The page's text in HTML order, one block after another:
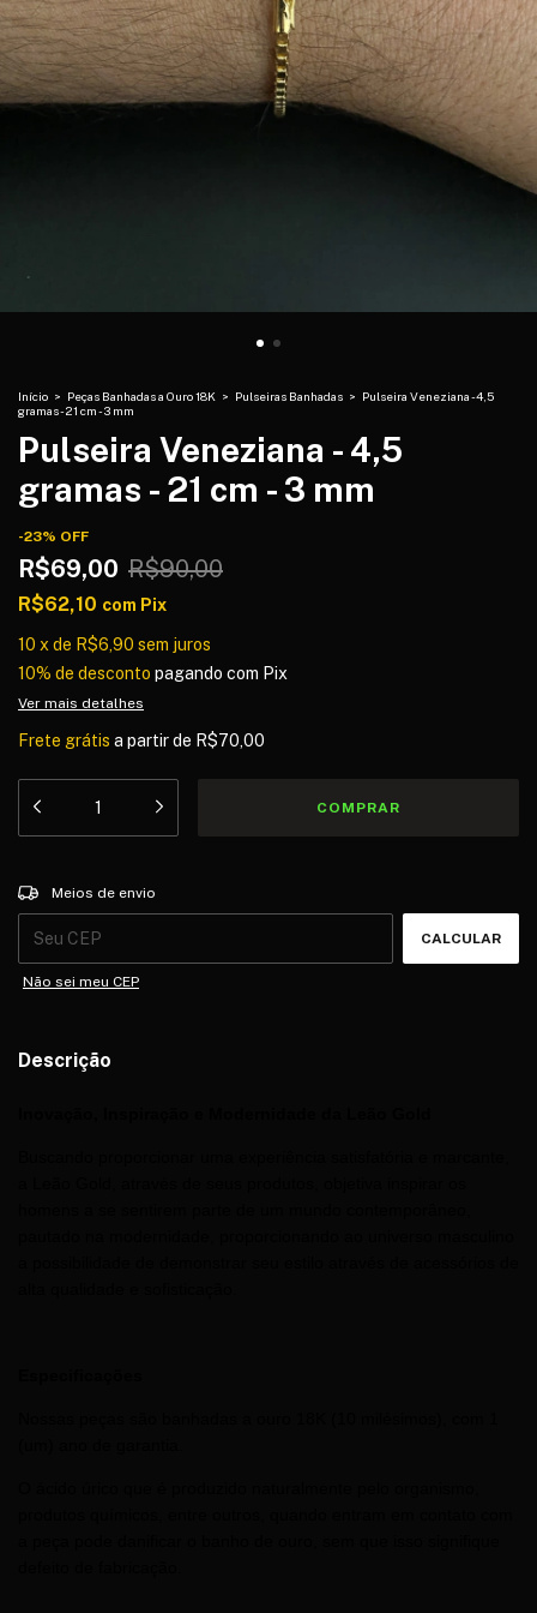
Início > Peças Banhadas a Ouro 18K > Pulseiras Banhadas > Pulseira Veneziana - 4,5
gramas - 21 cm - 3 mm
Pulseira Veneziana - 4,5
gramas - 21 cm - 3 mm
-23% OFF
R$69,00 R$90,00
R$62,10 com Pix
10 xde R$6,90 sem juros
10% de desconto pagando com Pix
Ver mais detalhes
Frete grátis a partir de R$70,00
Entregas para o CEP:
Meios de envio
CALCULAR
Não sei meu CEP
Descrição